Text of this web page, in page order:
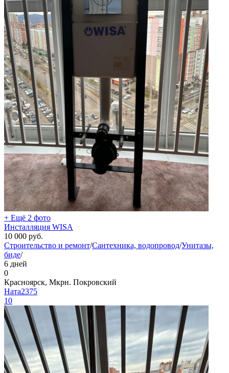
+ Ещё 2 фото
Инсталляция WISA
10 000 руб.
Строительство и ремонт/Сантехника, водопровод/Унитазы,
биде/
6 дней
0
Красноярск, Мкрн. Покровский
Ната2375
10